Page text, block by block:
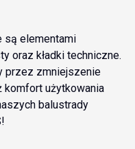
są elementami
oraz kładki techniczne.
przez zmniejszenie
komfort użytkowania
balustrady